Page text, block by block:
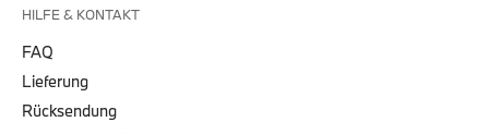
HILFE & KONTAKT
FAQ
Lieferung
Rücksendung